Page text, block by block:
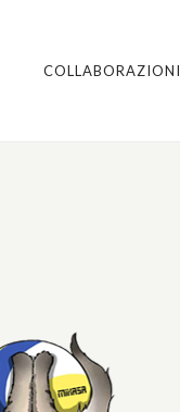
COLLABORAZIONI